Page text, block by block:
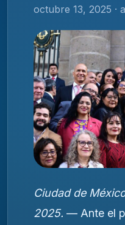
octubre 13, 2025 ·
Ciudad de
2025. — Ante el